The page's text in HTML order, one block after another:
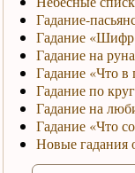
Гадание-
Гадание
Гадание на
Гадание «Что в
Гадание по
Гадание на
Гадание «Что
Новые гадания